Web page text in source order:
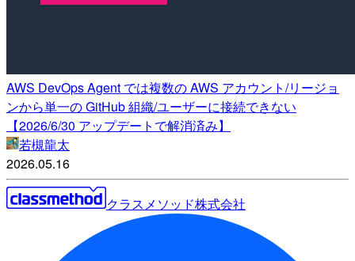
AWS DevOps Agent では複数の AWS アカウント/リージョ
ンから単一の GitHub 組織/ユーザーに接続できない
【2026/6/30 アップデートで解消済み】
若槻龍太
2026.05.16
クラスメソッド株式会社